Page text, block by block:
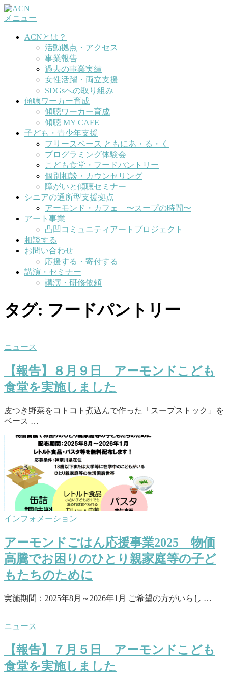
コ
ン
メニュー
ACNとは？
活動拠点・アクセス
事業報告
過去の事業実績
女性活躍・両立支援
SDGsへの取り組み
傾聴ワーカー育成
傾聴ワーカー育成
傾聴 MY CAFE
子ども・青少年支援
フリースペース ともにあ・る・く
プログラミング体験会
こども食堂・フードパントリー
個別相談・カウンセリング
障がいと傾聴セミナー
シニアの通所型支援拠点
アーモンド・カフェ 〜スープの時間〜
アート事業
凸凹コミュニティアートプロジェクト
相談する
お問い合わせ
応援する・寄付する
講演・セミナー
講演・研修依頼
タグ: フードパントリー
ニュース
【報告】８月９日 アーモンドこども
食堂を実施しました
皮つき野菜をコトコト煮込んで作った「スープストック」を
ベース …
インフォメーション
アーモンドごはん応援事業2025 物価
高騰でお困りのひとり親家庭等の子ど
もたちのために
実施期間：2025年8月～2026年1月 ご希望の方がいらし …
ニュース
【報告】７月５日 アーモンドこども
食堂を実施しました